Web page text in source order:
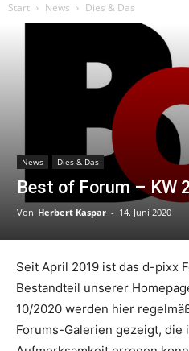
Start News Dies & Das
News Dies & Das
Best of Forum – KW
Von Herbert Kaspar - 14. Juni 2020
Seit April 2019 ist das d-pixx
Bestandteil unserer
10/2020 werden hier
Forums-Galerien gezeigt, die